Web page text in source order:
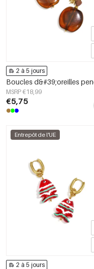
2 à 5 jours
MSRP €18,99
€5,75
Entrepôt de l'UE
2 à 5 jours